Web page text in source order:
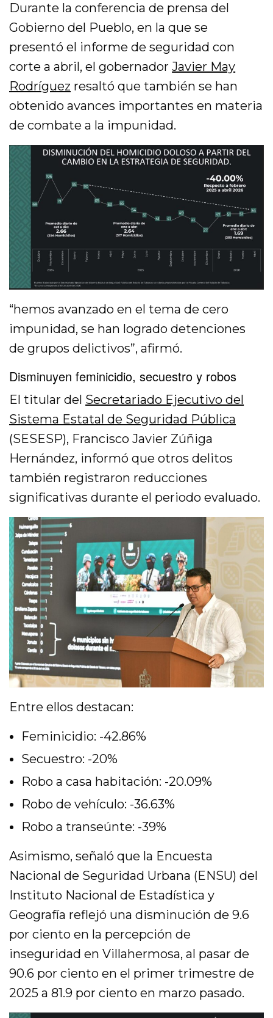
Durante la conferencia de prensa del
Gobierno del Pueblo, en la que se
presentó el informe de seguridad con
corte a abril, el gobernadorJavier May
Rodríguez resaltó que también se han
obtenido avances importantes en materia
de combate a la impunidad.
“hemos avanzado en el tema de cero
impunidad, se han logrado detenciones
de grupos delictivos”, afirmó.
Disminuyen feminicidio, secuestro y robos
El titular del Secretariado Ejecutivo del
Sistema Estatal de Seguridad Pública
(SESESP), Francisco Javier Zúñiga
Hernández, informó que otros delitos
también registraron reducciones
significativas durante el periodo evaluado.
Entre ellos destacan:
Feminicidio: -42.86%
Secuestro: -20%
Robo a casa habitación: -20.09%
Robo de vehículo: -36.63%
Robo a transeúnte: -39%
Asimismo, señaló que la Encuesta
Nacional de Seguridad Urbana (ENSU) del
Instituto Nacional de Estadística y
Geografía reflejó una disminución de 9.6
por ciento en la percepción de
inseguridad en Villahermosa, al pasar de
90.6 por ciento en el primer trimestre de
2025 a 81.9 por ciento en marzo pasado.